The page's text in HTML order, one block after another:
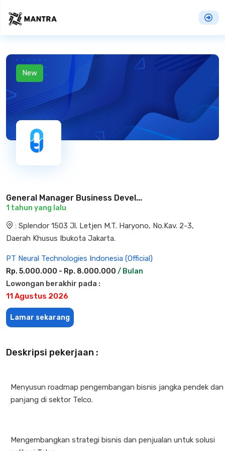
New
General Manager Business Devel...
1 tahun yang lalu
: Splendor 1503 Jl. Letjen M.T. Haryono, No.Kav. 2-3,
Daerah Khusus Ibukota Jakarta.
PT Neural Technologies Indonesia (Official)
Rp. 5.000.000 - Rp. 8.000.000 / Bulan
Lowongan berakhir pada :
11 Agustus 2026
Lamar sekarang
Deskripsi pekerjaan :
Menyusun roadmap pengembangan bisnis jangka pendek dan
panjang di sektor Telco.
Mengembangkan strategi bisnis dan penjualan untuk solusi